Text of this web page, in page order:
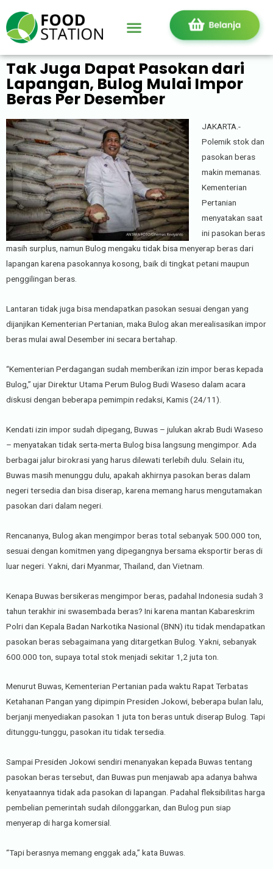
Tak Juga Dapat Pasokan dari
Lapangan, Bulog Mulai Impor
Beras Per Desember
JAKARTA.-
Polemik stok dan
pasokan beras
makin memanas.
Kementerian
Pertanian
menyatakan saat
ini pasokan beras
masih surplus, namun Bulog mengaku tidak bisa menyerap beras dari
lapangan karena pasokannya kosong, baik di tingkat petani maupun
penggilingan beras.
Lantaran tidak juga bisa mendapatkan pasokan sesuai dengan yang
dijanjikan Kementerian Pertanian, maka Bulog akan merealisasikan impor
beras mulai awal Desember ini secara bertahap.
“Kementerian Perdagangan sudah memberikan izin impor beras kepada
Bulog,” ujar Direktur Utama Perum Bulog Budi Waseso dalam acara
diskusi dengan beberapa pemimpin redaksi, Kamis (24/11).
Kendati izin impor sudah dipegang, Buwas – julukan akrab Budi Waseso
– menyatakan tidak serta-merta Bulog bisa langsung mengimpor. Ada
berbagai jalur birokrasi yang harus dilewati terlebih dulu. Selain itu,
Buwas masih menunggu dulu, apakah akhirnya pasokan beras dalam
negeri tersedia dan bisa diserap, karena memang harus mengutamakan
pasokan dari dalam negeri.
Rencananya, Bulog akan mengimpor beras total sebanyak 500.000 ton,
sesuai dengan komitmen yang dipegangnya bersama eksportir beras di
luar negeri. Yakni, dari Myanmar, Thailand, dan Vietnam.
Kenapa Buwas bersikeras mengimpor beras, padahal Indonesia sudah 3
tahun terakhir ini swasembada beras? Ini karena mantan Kabareskrim
Polri dan Kepala Badan Narkotika Nasional (BNN) itu tidak mendapatkan
pasokan beras sebagaimana yang ditargetkan Bulog. Yakni, sebanyak
600.000 ton, supaya total stok menjadi sekitar 1,2 juta ton.
Menurut Buwas, Kementerian Pertanian pada waktu Rapat Terbatas
Ketahanan Pangan yang dipimpin Presiden Jokowi, beberapa bulan lalu,
berjanji menyediakan pasokan 1 juta ton beras untuk diserap Bulog. Tapi
ditunggu-tunggu, pasokan itu tidak tersedia.
Sampai Presiden Jokowi sendiri menanyakan kepada Buwas tentang
pasokan beras tersebut, dan Buwas pun menjawab apa adanya bahwa
kenyataannya tidak ada pasokan di lapangan. Padahal fleksibilitas harga
pembelian pemerintah sudah dilonggarkan, dan Bulog pun siap
menyerap di harga komersial.
“Tapi berasnya memang enggak ada,” kata Buwas.